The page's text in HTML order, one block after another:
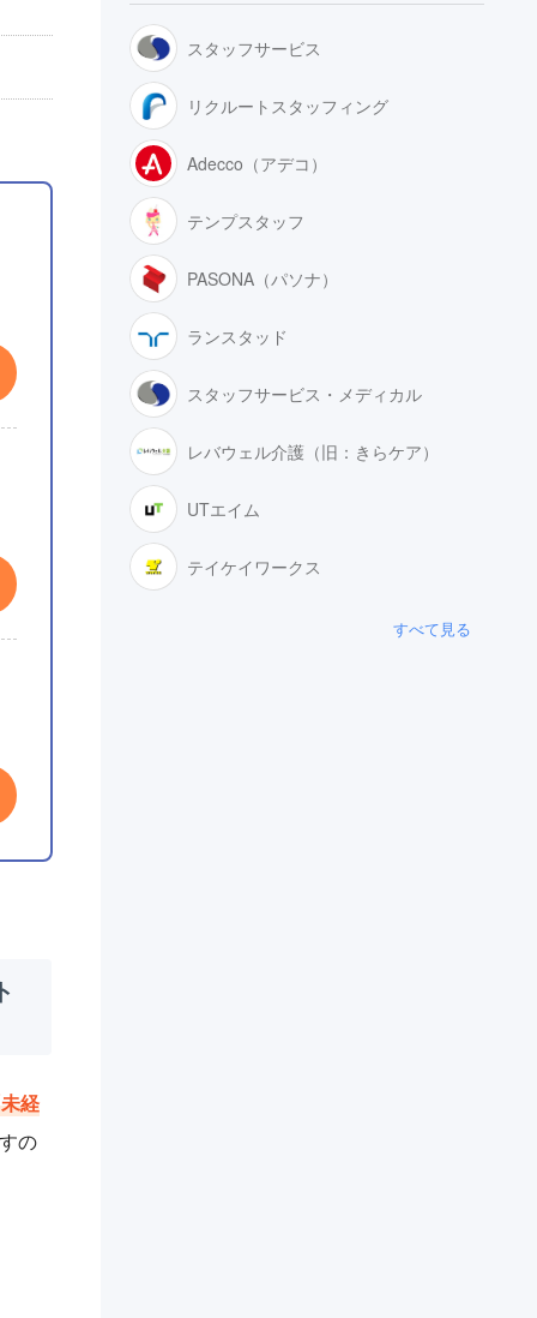
経
の
スタッフサービス
リクルートスタッフィング
Adecco（アデコ）
テンプスタッフ
PASONA（パソナ）
ランスタッド
スタッフサービス・メディカル
レバウェル介護（旧：きらケア）
UTエイム
テイケイワークス
すべて見る